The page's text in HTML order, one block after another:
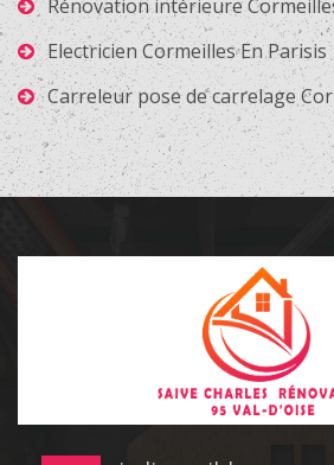
Rénovation intérieure
Electricien Cormeilles En Parisis
Carreleur pose de carrelage